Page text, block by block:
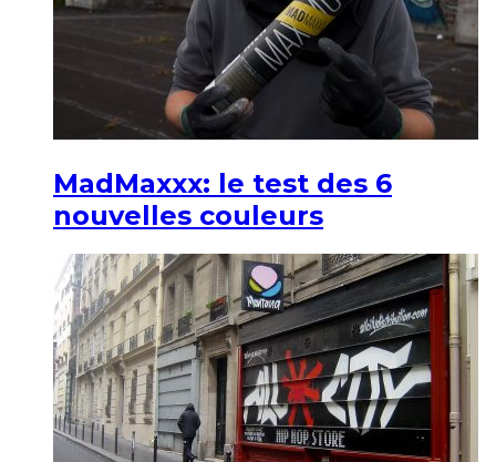
MadMaxxx: le test des 6
nouvelles couleurs